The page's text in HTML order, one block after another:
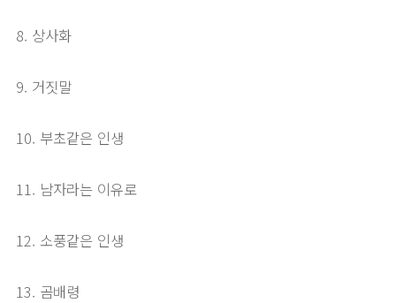
8. 상사화
9. 거짓말
10. 부초같은 인생
11. 남자라는 이유로
12. 소풍같은 인생
13. 곰배령